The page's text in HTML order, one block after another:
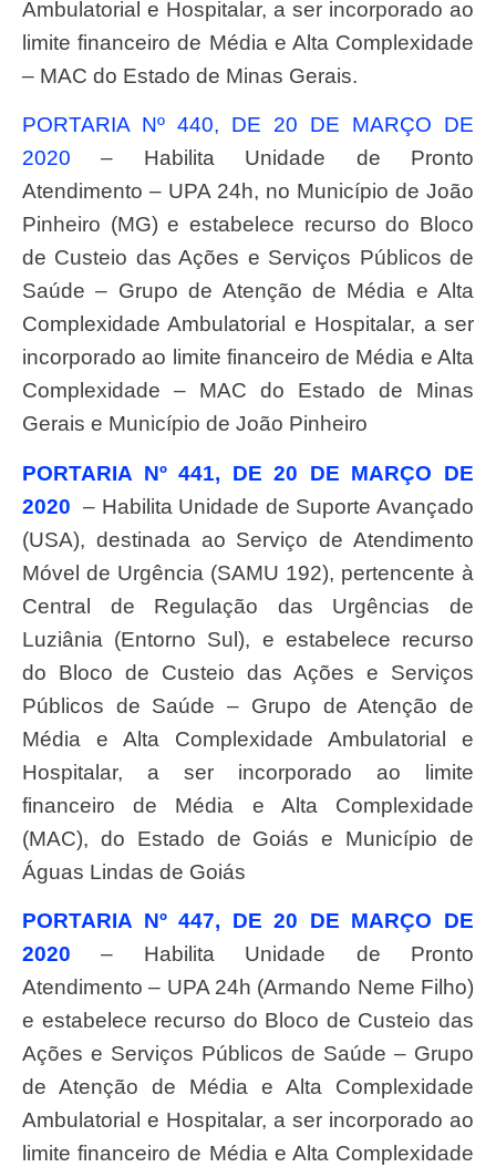
Ambulatorial e Hospitalar, a ser incorporado ao
limite financeiro de Média e Alta Complexidade
– MAC do Estado de Minas Gerais.
PORTARIA Nº 440, DE 20 DE MARÇO DE
2020 – Habilita Unidade de Pronto
Atendimento – UPA 24h, no Município de João
Pinheiro (MG) e estabelece recurso do Bloco
de Custeio das Ações e Serviços Públicos de
Saúde – Grupo de Atenção de Média e Alta
Complexidade Ambulatorial e Hospitalar, a ser
incorporado ao limite financeiro de Média e Alta
Complexidade – MAC do Estado de Minas
Gerais e Município de João Pinheiro
PORTARIA Nº 441, DE 20 DE MARÇO DE
2020 – Habilita Unidade de Suporte Avançado
(USA), destinada ao Serviço de Atendimento
Móvel de Urgência (SAMU 192), pertencente à
Central de Regulação das Urgências de
Luziânia (Entorno Sul), e estabelece recurso
do Bloco de Custeio das Ações e Serviços
Públicos de Saúde – Grupo de Atenção de
Média e Alta Complexidade Ambulatorial e
Hospitalar, a ser incorporado ao limite
financeiro de Média e Alta Complexidade
(MAC), do Estado de Goiás e Município de
Águas Lindas de Goiás
PORTARIA Nº 447, DE 20 DE MARÇO DE
2020 – Habilita Unidade de Pronto
Atendimento – UPA 24h (Armando Neme Filho)
e estabelece recurso do Bloco de Custeio das
Ações e Serviços Públicos de Saúde – Grupo
de Atenção de Média e Alta Complexidade
Ambulatorial e Hospitalar, a ser incorporado ao
limite financeiro de Média e Alta Complexidade